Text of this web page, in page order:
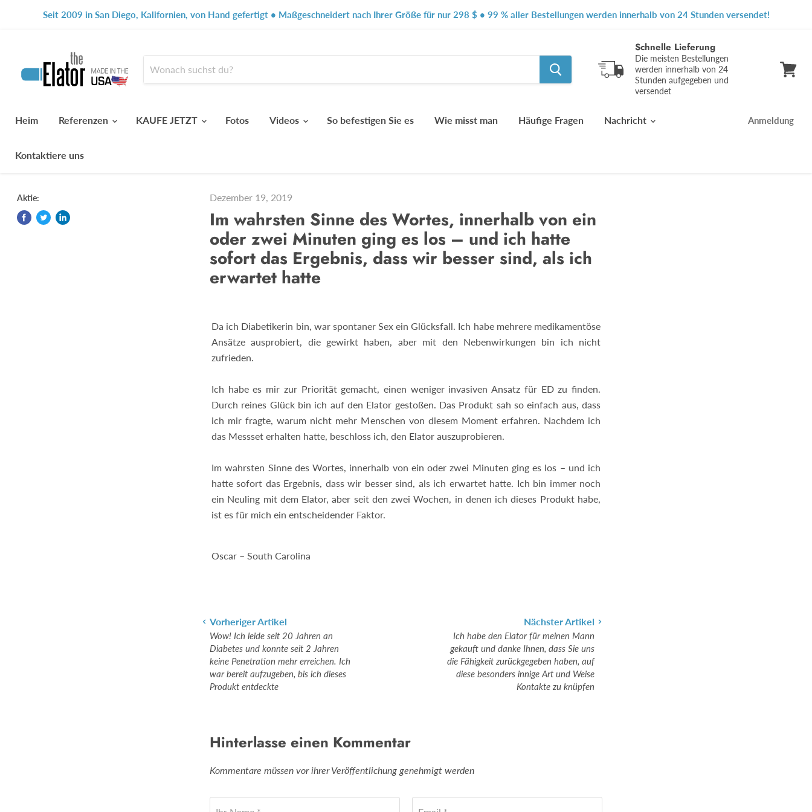
Seit 2009 in San Diego, Kalifornien, von Hand gefertigt • Maßgeschneidert nach Ihrer Größe für nur 298 $ • 99 % aller Bestellungen werden innerhalb von 24 Stunden versendet!
Schnelle Lieferung
Die meisten Bestellungen
werden innerhalb von 24
Stunden aufgegeben und
versendet
Heim Referenzen KAUFE JETZT Fotos Videos So befestigen Sie es Wie misst man Häufige Fragen Nachricht
Kontaktiere uns
Anmeldung
Aktie: Dezember 19, 2019
Im wahrsten Sinne des Wortes, innerhalb von ein
oder zwei Minuten ging es los – und ich hatte
sofort das Ergebnis, dass wir besser sind, als ich
erwartet hatte
Da ich Diabetikerin bin, war spontaner Sex ein Glücksfall. Ich habe mehrere medikamentöse
Ansätze ausprobiert, die gewirkt haben, aber mit den Nebenwirkungen bin ich nicht
zufrieden.
Ich habe es mir zur Priorität gemacht, einen weniger invasiven Ansatz für ED zu finden.
Durch reines Glück bin ich auf den Elator gestoßen. Das Produkt sah so einfach aus, dass
ich mir fragte, warum nicht mehr Menschen von diesem Moment erfahren. Nachdem ich
das Messset erhalten hatte, beschloss ich, den Elator auszuprobieren.
Im wahrsten Sinne des Wortes, innerhalb von ein oder zwei Minuten ging es los – und ich
hatte sofort das Ergebnis, dass wir besser sind, als ich erwartet hatte. Ich bin immer noch
ein Neuling mit dem Elator, aber seit den zwei Wochen, in denen ich dieses Produkt habe,
ist es für mich ein entscheidender Faktor.
Oscar – South Carolina
Vorheriger Artikel
Wow! Ich leide seit 20 Jahren an
Diabetes und konnte seit 2 Jahren
keine Penetration mehr erreichen. Ich
war bereit aufzugeben, bis ich dieses
Produkt entdeckte
Nächster Artikel
Ich habe den Elator für meinen Mann
gekauft und danke Ihnen, dass Sie uns
die Fähigkeit zurückgegeben haben, auf
diese besonders innige Art und Weise
Kontakte zu knüpfen
Hinterlasse einen Kommentar
Kommentare müssen vor ihrer Veröffentlichung genehmigt werden